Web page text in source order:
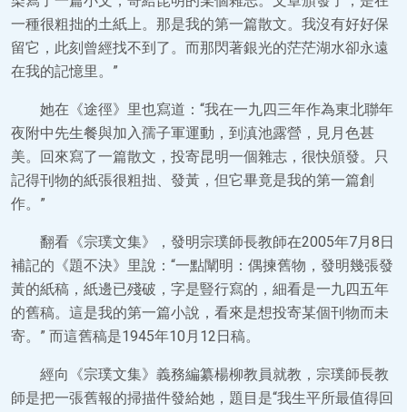
一種很粗拙的土紙上。那是我的第一篇散文。我沒有好好保
留它，此刻曾經找不到了。而那閃著銀光的茫茫湖水卻永遠
在我的記憶里。”
她在《途徑》里也寫道：“我在一九四三年作為東北聯年
夜附中先生餐與加入孺子軍運動，到滇池露營，見月色甚
美。回來寫了一篇散文，投寄昆明一個雜志，很快頒發。只
記得刊物的紙張很粗拙、發黃，但它畢竟是我的第一篇創
作。”
翻看《宗璞文集》，發明宗璞師長教師在2005年7月8日
補記的《題不決》里說：“一點闡明：偶揀舊物，發明幾張發
黃的紙稿，紙邊已殘破，字是豎行寫的，細看是一九四五年
的舊稿。這是我的第一篇小說，看來是想投寄某個刊物而未
寄。” 而這舊稿是1945年10月12日稿。
經向《宗璞文集》義務編纂楊柳教員就教，宗璞師長教
師是把一張舊報的掃描件發給她，題目是“我生平所最值得回